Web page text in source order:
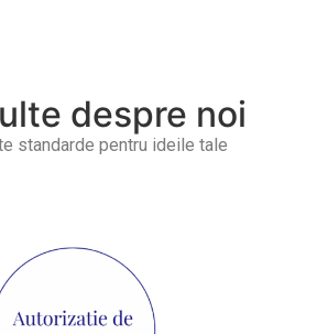
despre noi
standarde pentru ideile tale